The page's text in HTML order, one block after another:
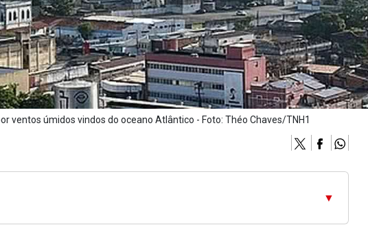
ventos úmidos vindos do oceano Atlântico - Foto: Théo Chaves/TNH1
▼